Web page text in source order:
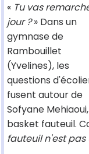
« Tu vas
jour ?» Dans un
gymnase de
Rambouillet
(Yvelines), les
questions
fusent autour de
Sofyane
basket fauteuil.
fauteuil n'est